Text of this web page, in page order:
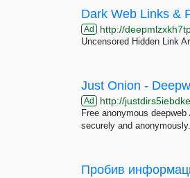
Dark Web Links &
Ad http://
Uncensored Hidden Link
Just Onion -
Ad http://
Free anonymous
securely and anonymously.
Пробив